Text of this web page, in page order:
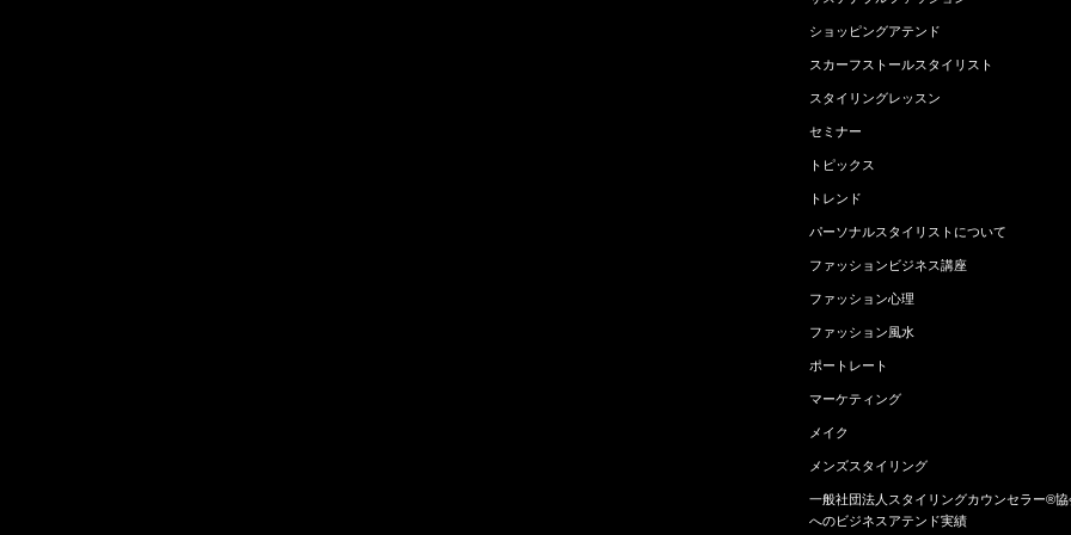
ショッピングアテンド
スカーフストールスタイリスト
スタイリングレッスン
セミナー
トピックス
トレンド
パーソナルスタイリストについて
ファッションビジネス講座
ファッション心理
ファッション風水
ポートレート
マーケティング
メイク
メンズスタイリング
一般社団法人スタイリングカウンセラー®協
へのビジネスアテンド実績